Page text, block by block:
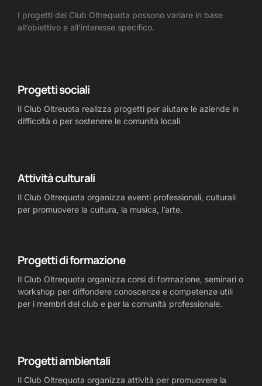
I progetti del Club Oltrequota possono variare in base
all’obiettivo e all’interesse specifico.
Progetti sociali
Il Club Oltreuota realizza progetti per aiutare le aziende in
difficoltà o per sostenere le comunità locali
Attività culturali
Il Club Oltrequota organizza eventi professionali, culturali
per promuovere la cultura, la musica, l’arte.
Progetti di formazione
Il Club Oltrequota organizza corsi di formazione, seminari o
workshop per diffondere conoscenze e competenze utili
per i membri del club e per la comunità professionale.
Progetti ambientali
Il Club Oltrequota organizza attività per promuovere la